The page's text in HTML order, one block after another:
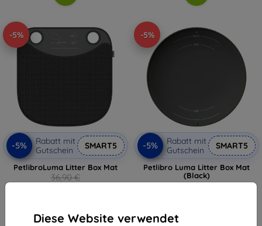
Diese Website verwendet
-5%
-5%
Rabatt mit
Gutschein
SMART5
PetlibroLuma Litter Box Mat
36,90 €
-5%
-5%
Rabatt mit
Gutschein
SMART5
Petlibro Luma Litter Box Mat
(Black)
36,90 €
Auf Lager > 5 Stk.